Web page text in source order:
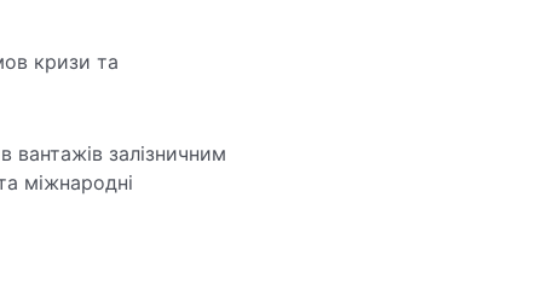
кризи та
вантажів залізничним
міжнародні